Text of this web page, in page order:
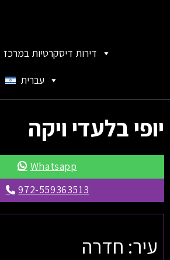
דירות דיסקרטיות במרכז
עברית
יופי בלעדי ויקה
Whatsapp
972-559363513
עיר: חדרה